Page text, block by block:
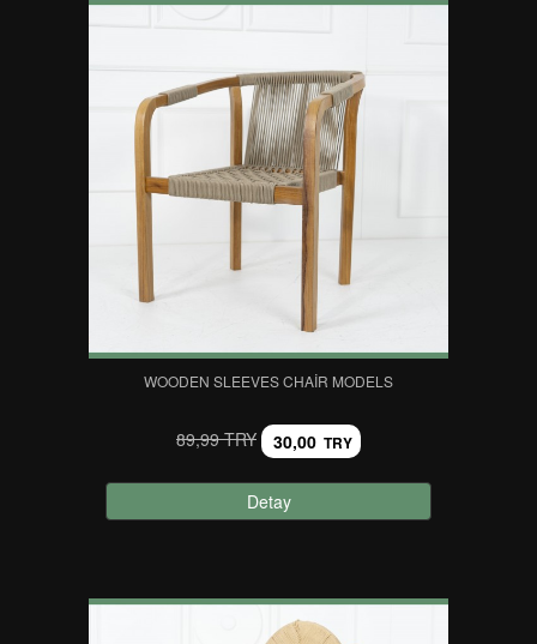
WOODEN SLEEVES CHAIR MODELS
89,99 TRY 30,00 TRY
Detay